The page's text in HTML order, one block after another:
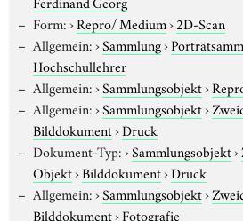
Form:›Repro/ Medium›2D-Scan
Allgemein:›Sammlung›
Hochschullehrer
Allgemein:›Sammlungsobjekt›
Allgemein:›Sammlungsobjekt›
Bilddokument›Druck
Dokument-Typ:›Sammlungsobjekt›
Objekt›Bilddokument›Druck
Allgemein:›Sammlungsobjekt›
Bilddokument›Fotografie